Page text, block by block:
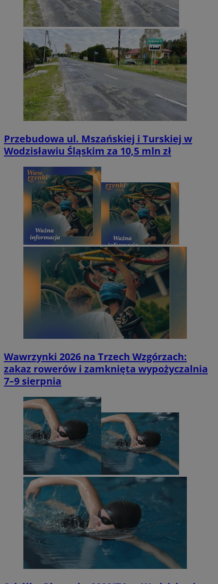
Przebudowa ul. Mszańskiej i Turskiej w
Wodzisławiu Śląskim za 10,5 mln zł
Wawrzynki 2026 na Trzech Wzgórzach:
zakaz rowerów i zamknięta wypożyczalnia
7–9 sierpnia